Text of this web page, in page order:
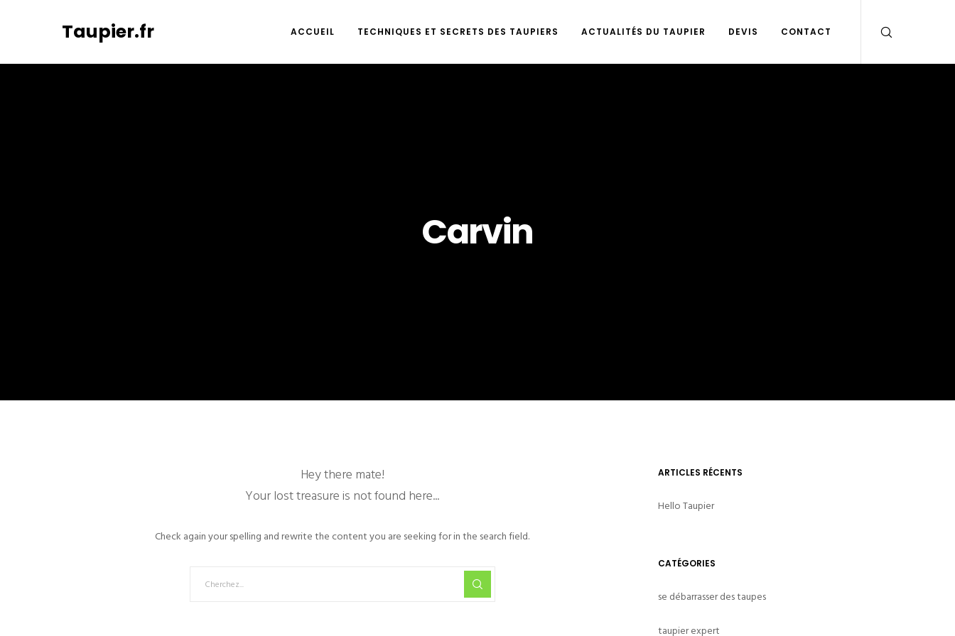
Taupier.fr ACCUEIL TECHNIQUES ET SECRETS DES TAUPIERS ACTUALITÉS DU TAUPIER DEVIS CONTACT
Carvin
Hey there mate!
Your lost treasure is not found here...
Check again your spelling and rewrite the content you are seeking for in the search field.
ARTICLES RÉCENTS
Hello Taupier
CATÉGORIES
se débarrasser des taupes
taupier expert